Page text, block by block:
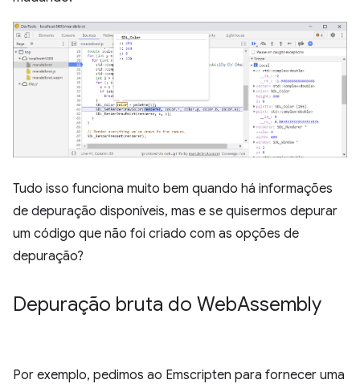
Tudo isso funciona muito bem quando há informações
de depuração disponíveis, mas e se quisermos depurar
um código que não foi criado com as opções de
depuração?
Depuração bruta do WebAssembly
Por exemplo, pedimos ao Emscripten para fornecer uma